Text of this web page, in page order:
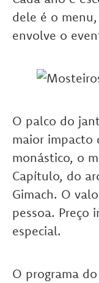
dele é o
envolve o
O palco do
maior impacto
monástico, o
Capítulo, do
Gimach. O
pessoa. Preço
especial.
O programa